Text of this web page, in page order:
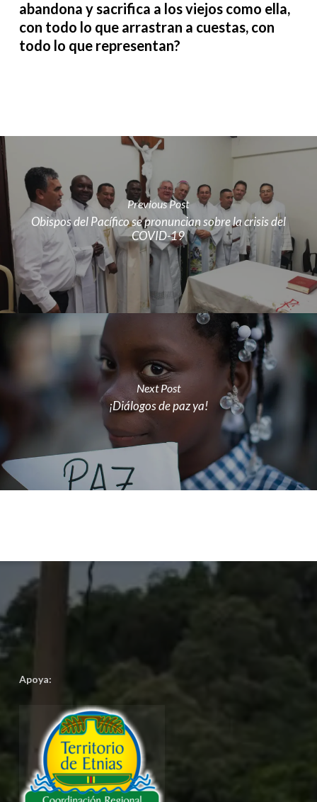
abandona y sacrifica a los viejos como ella,
con todo lo que arrastran a cuestas, con
todo lo que representan?
Previous Post
Obispos del Pacífico se pronuncian sobre la crisis del
COVID-19
Next Post
¡Diálogos de paz ya!
Apoya: